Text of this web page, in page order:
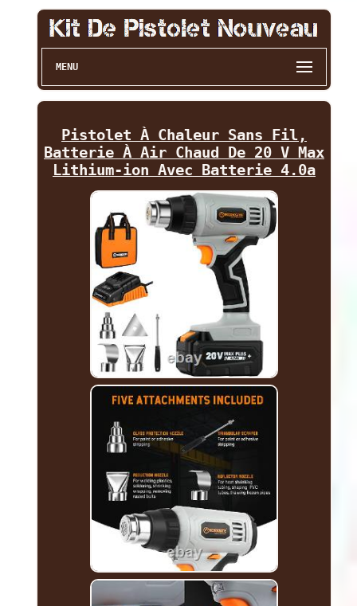
MENU
Pistolet À Chaleur Sans Fil,
Batterie À Air Chaud De 20 V Max
Lithium-ion Avec Batterie 4.0a